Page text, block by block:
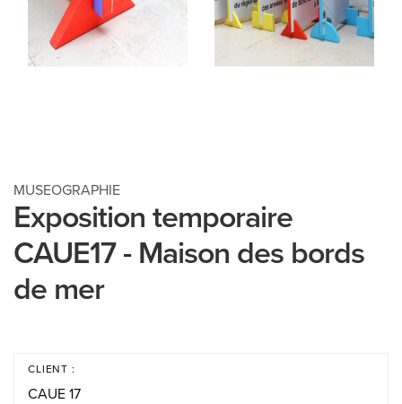
MUSEOGRAPHIE
Exposition temporaire
CAUE17 - Maison des bords
de mer
CLIENT :
CAUE 17